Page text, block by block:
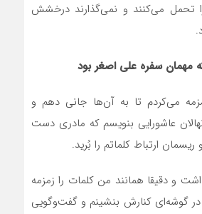
تحمل می‌کنند و نمی‌گذارند درخشش
مهمان سفره علی اصغر بود
می‌کردم تا به آن‌ها جانی دهم و
عاشورایی بنویسم که مادری دست
ارتباط کلماتم را بُرید.
و دقیقا همانند من کلمات را زمزمه
در گوشه‌ای کنارش بنشینم و گفت‌وگویی